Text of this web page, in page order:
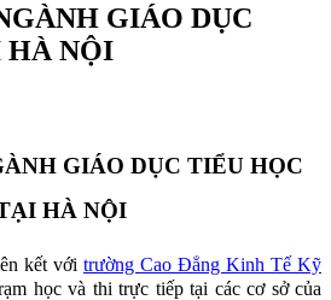
GIÁO DỤC
HÀ NỘI
GIÁO DỤC TIỂU HỌC
HÀ NỘI
kết với trường Cao Đẳng Kinh Tế Kỹ
học và thi trực tiếp tại các cơ sở của